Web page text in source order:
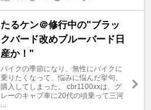
たるケン＠修行中の"ブラッ
クバード改めブルーバード日
産か！"
バイクの季節になり、無性にバイクに
乗りたくなって、悩みに悩んだ挙句、
購入してしまった。 cbr1100xxは、グ
レーのキャブ車に20代の頃乗って三河
...